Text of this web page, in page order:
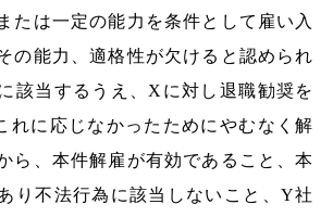
たは一定の能力を条件として雇い入
の能力、適格性が欠けると認められ
該当するうえ、Xに対し退職勧奨を
れに応じなかったためにやむなく解
ら、本件解雇が有効であること、本
り不法行為に該当しないこと、Y社